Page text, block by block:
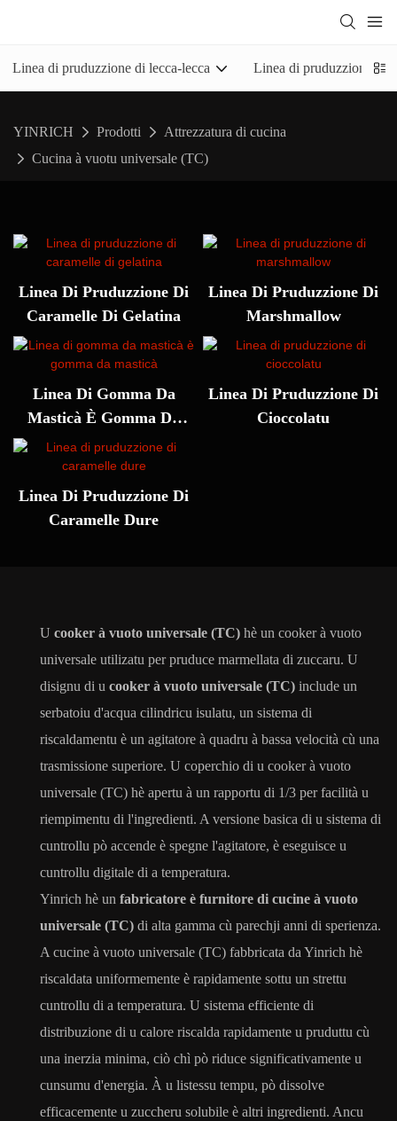
Linea di pruduzzione di lecca-lecca Linea di pruduzzione di
YINRICH Prodotti
Attrezzatura di cucina
Cucina à vuotu universale (TC)
Linea Di Pruduzzione Di
Caramelle Di Gelatina
Linea Di Pruduzzione Di
Marshmallow
Linea Di Gomma Da
Masticà È Gomma Da
Masticà
Linea Di Pruduzzione Di
Cioccolatu
Linea Di Pruduzzione Di
Caramelle Dure
U cooker à vuoto universale (TC) hè un cooker à vuoto
universale utilizatu per pruduce marmellata di zuccaru. U
disignu di u cooker à vuoto universale (TC) include un
serbatoiu d'acqua cilindricu isulatu, un sistema di
riscaldamentu è un agitatore à quadru à bassa velocità cù una
trasmissione superiore. U coperchio di u cooker à vuoto
universale (TC) hè apertu à un rapportu di 1/3 per facilità u
riempimentu di l'ingredienti. A versione basica di u sistema di
cuntrollu pò accende è spegne l'agitatore, è eseguisce u
cuntrollu digitale di a temperatura.
Yinrich hè un fabricatore è furnitore di cucine à vuoto
universale (TC) di alta gamma cù parechji anni di sperienza.
A cucine à vuoto universale (TC) fabbricata da Yinrich hè
riscaldata uniformemente è rapidamente sottu un strettu
cuntrollu di a temperatura. U sistema efficiente di
distribuzione di u calore riscalda rapidamente u pruduttu cù
una inerzia minima, ciò chì pò riduce significativamente u
cunsumu d'energia. À u listessu tempu, pò dissolve
efficacemente u zuccheru solubile è altri ingredienti. Ancu